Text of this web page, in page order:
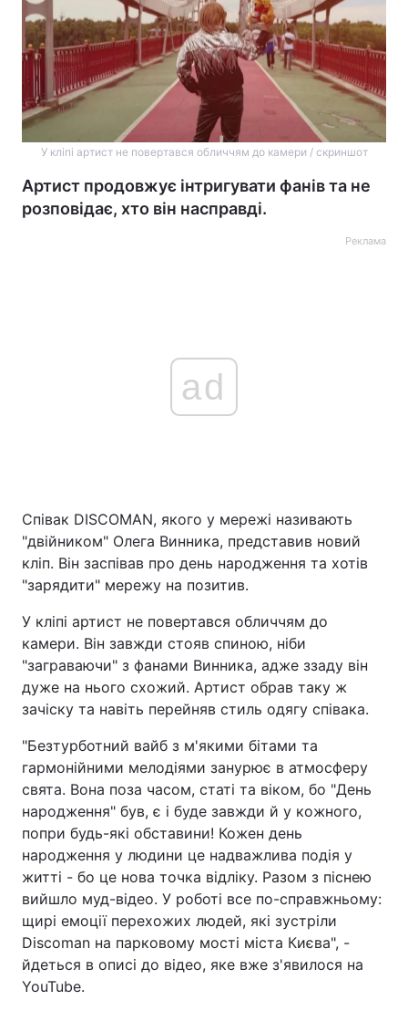
У кліпі артист не повертався обличчям до камери / скриншот
Артист продовжує інтригувати фанів та не
розповідає, хто він насправді.
Реклама
ad
Співак DISCOMAN, якого у мережі називають
"двійником" Олега Винника, представив новий
кліп. Він заспівав про день народження та хотів
"зарядити" мережу на позитив.
У кліпі артист не повертався обличчям до
камери. Він завжди стояв спиною, ніби
"заграваючи" з фанами Винника, адже ззаду він
дуже на нього схожий. Артист обрав таку ж
зачіску та навіть перейняв стиль одягу співака.
"Безтурботний вайб з м'якими бітами та
гармонійними мелодіями занурює в атмосферу
свята. Вона поза часом, статі та віком, бо "День
народження" був, є і буде завжди й у кожного,
попри будь-які обставини! Кожен день
народження у людини це надважлива подія у
житті - бо це нова точка відліку. Разом з піснею
вийшло муд-відео. У роботі все по-справжньому:
щирі емоції перехожих людей, які зустріли
Discoman на парковому мості міста Києва", -
йдеться в описі до відео, яке вже з'явилося на
YouTube.